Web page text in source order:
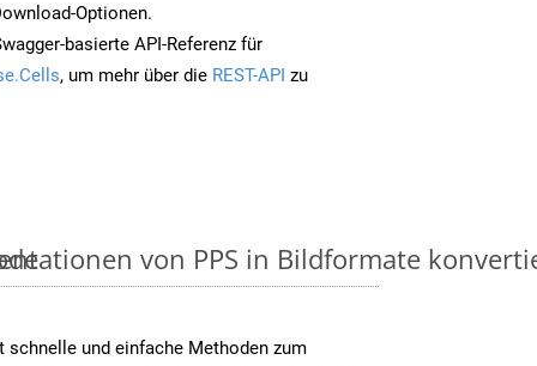
Optionen.
basierte API-Referenz für
, um mehr über die REST-API zu
von PPS in Bildformate
schnelle und einfache Methoden zum